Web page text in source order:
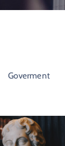
Goverment